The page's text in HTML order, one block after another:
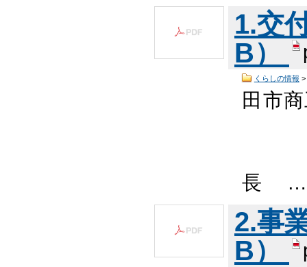
1.交
B）
くらしの情報 >
田市
長 …
2.事
B）